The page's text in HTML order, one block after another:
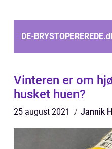
DE-BRYSTOPEREREDE.
Vinteren er om
husket huen?
25 august 2021 Jannik